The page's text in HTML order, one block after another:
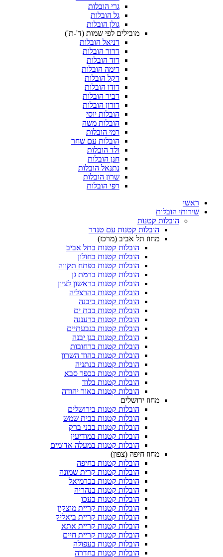
מובילים לפי שמות (ד'-ת')
הובלות קטנות עם טנדר
מחוז תל אביב (מרכז)
הובלות קטנות בתל אביב
הובלות קטנות בחולון​
הובלות קטנות בפתח תקווה
הובלות קטנות ברמת גן
הובלות קטנות בראשון לציון
הובלות קטנות בהרצליה
הובלות קטנות ביבנה
הובלות קטנות בבת ים
הובלות קטנות ברעננה
הובלות קטנות בגבעתיים
הובלות קטנות בגן יבנה
הובלות קטנות ברחובות
הובלות קטנות בהוד השרון
הובלות קטנות בנתניה
הובלות קטנות בכפר סבא
הובלות קטנות בלוד
הובלות קטנות באור יהודה
הובלות קטנות בירושלים
הובלות קטנות בבית שמש
הובלות קטנות בבני ברק
הובלות קטנות במודיעין
הובלות קטנות במעלה אדומים
הובלות קטנות בחיפה
הובלות קטנות קרית שמונה
הובלות קטנות בכרמיאל
הובלות קטנות בנהריה
הובלות קטנות בעכו
הובלות קטנות קריית מוצקין
הובלות קטנות קריית ביאליק
הובלות קטנות קריית אתא
הובלות קטנות קריית חיים
הובלות קטנות בעפולה
הובלות קטנות בחדרה